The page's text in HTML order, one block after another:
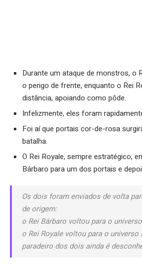
Durante um ataque de monstros, o
o perigo de frente, enquanto o Rei
distância, apoiando como pôde.
Infelizmente, eles foram
Foi aí que portais cor-de-rosa
batalha.
O Rei Royale, sempre estratégico,
Bárbaro para um dos portais e
Os dois foram enviados de volta
de origem:
o Rei Bárbaro voltou para o
o Rei Royale voltou para o universo
paradeiro dos dois ainda é